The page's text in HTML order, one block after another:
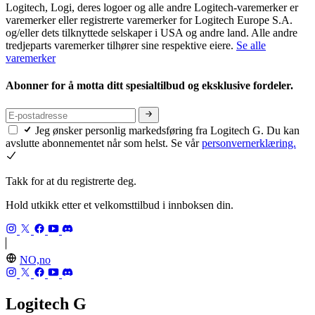
Logitech, Logi, deres logoer og alle andre Logitech-varemerker er
varemerker eller registrerte varemerker for Logitech Europe S.A.
og/eller dets tilknyttede selskaper i USA og andre land. Alle andre
tredjeparts varemerker tilhører sine respektive eiere. Se alle
varemerker
Abonner for å motta ditt spesialtilbud og eksklusive fordeler.
Jeg ønsker personlig markedsføring fra Logitech G. Du kan
avslutte abonnementet når som helst. Se vårpersonvernerklæring.
Takk for at du registrerte deg.
Hold utkikk etter et velkomsttilbud i innboksen din.
NO,no
Logitech G